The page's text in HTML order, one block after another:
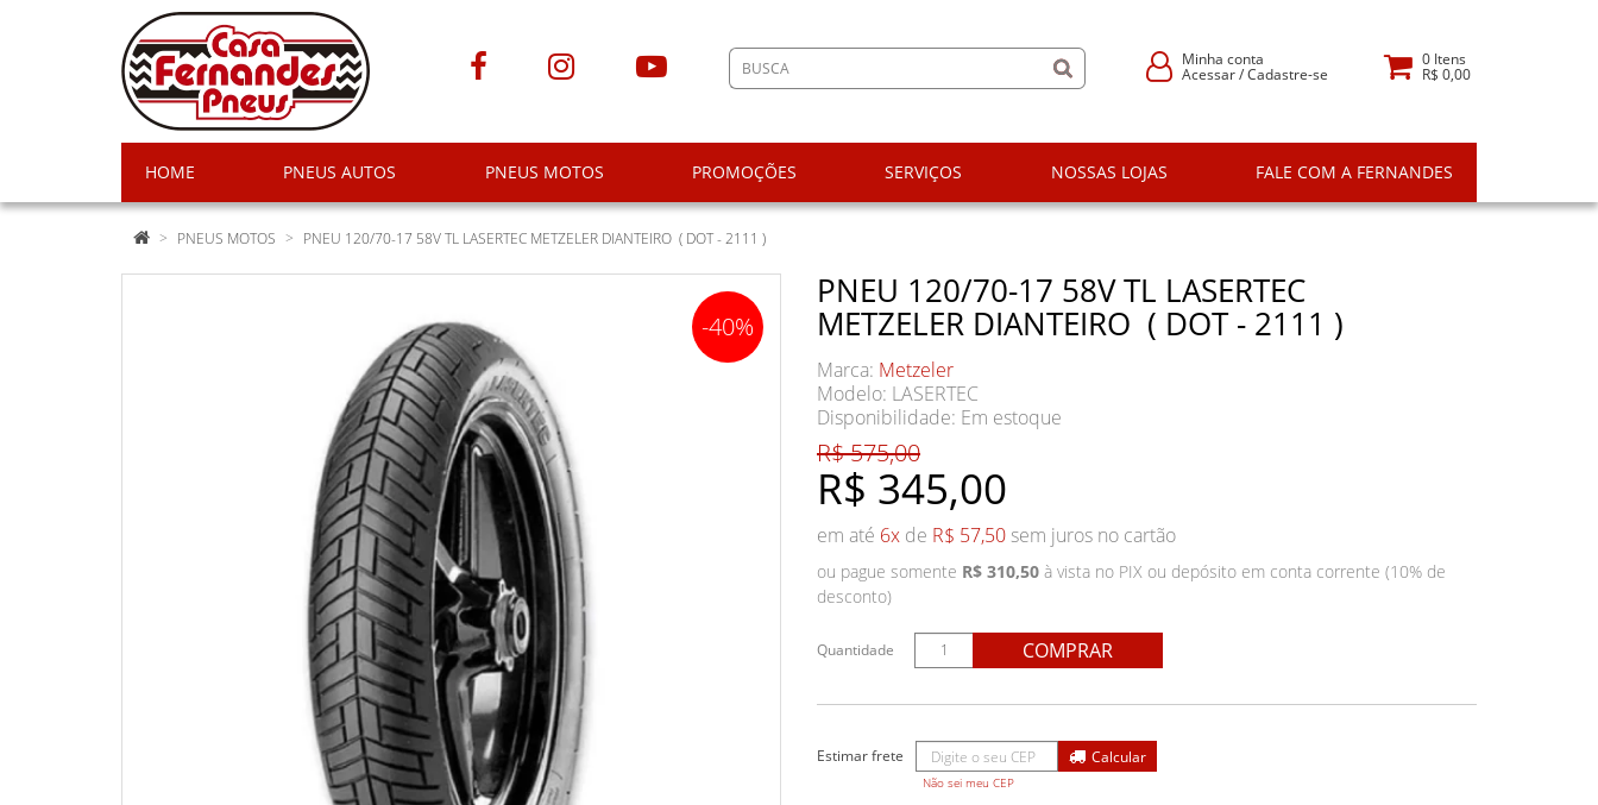
Minha conta
Acessar/Cadastre-se
0Itens
R$ 0,00
HOME PNEUS AUTOS PNEUS MOTOS PROMOÇÕES SERVIÇOS NOSSAS LOJAS FALE COM A FERNANDES
PNEUS MOTOS PNEU 120/70-17 58V TL LASERTEC METZELER DIANTEIRO ( DOT - 2111 )
-40%
PNEU 120/70-17 58V TL LASERTEC
METZELER DIANTEIRO ( DOT - 2111 )
Marca: Metzeler
Modelo: LASERTEC
Disponibilidade: Em estoque
R$ 345,00
R$ 575,00
em até 6x de R$ 57,50 sem juros no cartão
ou pague somente R$ 310,50 à vista no PIX ou depósito em conta corrente (10% de
desconto)
Quantidade COMPRAR
Não sei meu CEP